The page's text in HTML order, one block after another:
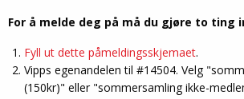
For å melde deg på må du gjøre to ting
Fyll ut dette påmeldingsskjemaet.
Vipps egenandelen til #14504. Velg
(150kr)" eller "sommersamling ikke-